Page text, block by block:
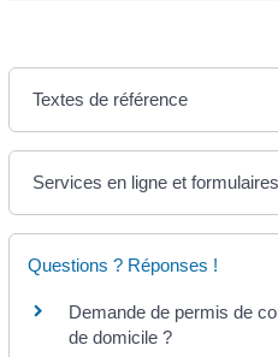
Textes de référence
Services en ligne et formulaires
Questions ? Réponses !
Demande de permis de
de domicile ?